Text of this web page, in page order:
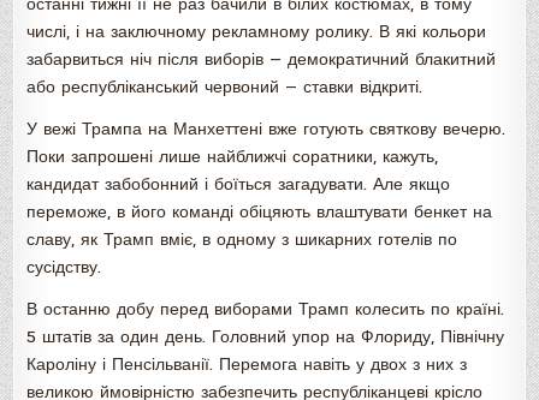
числі, і на заключному рекламному ролику. В які кольори
забарвиться ніч після виборів — демократичний блакитний
або республіканський червоний — ставки відкриті.
У вежі Трампа на Манхеттені вже готують святкову вечерю.
Поки запрошені лише найближчі соратники, кажуть,
кандидат забобонний і боїться загадувати. Але якщо
переможе, в його команді обіцяють влаштувати бенкет на
славу, як Трамп вміє, в одному з шикарних готелів по
сусідству.
В останню добу перед виборами Трамп колесить по країні.
5 штатів за один день. Головний упор на Флориду, Північну
Кароліну і Пенсільванії. Перемога навіть у двох з них з
великою ймовірністю забезпечить республіканцеві крісло